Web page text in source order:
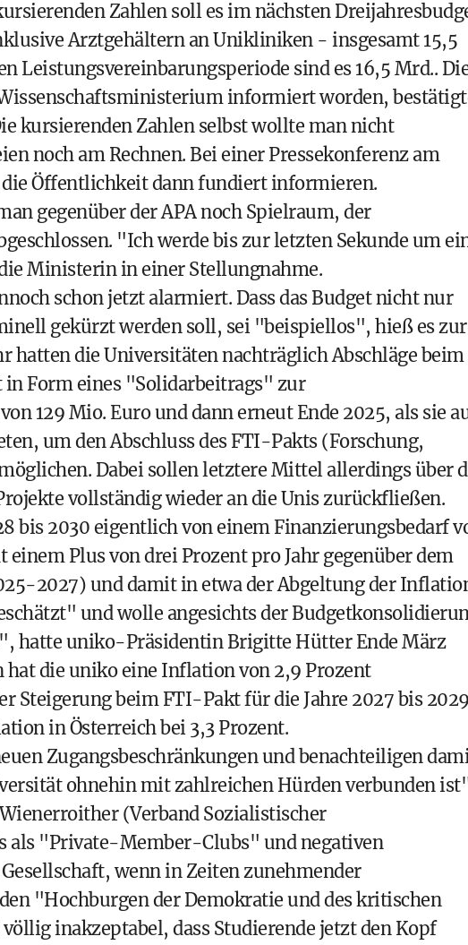
Zahlen soll es im nächsten
Arztgehältern an Unikliniken - insgesamt 15,5
Leistungsvereinbarungsperiode sind es 16,5 Mrd..
informiert worden,
kursierenden Zahlen selbst wollte man nicht
noch am Rechnen. Bei einer Pressekonferenz am
Öffentlichkeit dann fundiert informieren.
gegenüber der APA noch Spielraum, der
"Ich werde bis zur letzten Sekunde um
Ministerin in einer Stellungnahme.
schon jetzt alarmiert. Dass das Budget nicht nur
gekürzt werden soll, sei "beispiellos", hieß es zur
hatten die Universitäten nachträglich Abschläge beim
in Form eines "Solidarbeitrags" zur
129 Mio. Euro und dann erneut Ende 2025, als sie
um den Abschluss des FTI-Pakts (Forschung,
Dabei sollen letztere Mittel allerdings über
vollständig wieder an die Unis zurückfließen.
bis 2030 eigentlich von einem Finanzierungsbedarf
einem Plus von drei Prozent pro Jahr gegenüber dem
2027) und damit in etwa der Abgeltung der
und wolle angesichts der
hatte uniko-Präsidentin Brigitte Hütter Ende März
hat die uniko eine Inflation von 2,9 Prozent
Steigerung beim FTI-Pakt für die Jahre 2027 bis
in Österreich bei 3,3 Prozent.
Zugangsbeschränkungen und benachteiligen
ohnehin mit zahlreichen Hürden verbunden
(Verband Sozialistischer
als "Private-Member-Clubs" und negativen
wenn in Zeiten zunehmender
"Hochburgen der Demokratie und des kritischen
inakzeptabel, dass Studierende jetzt den Kopf